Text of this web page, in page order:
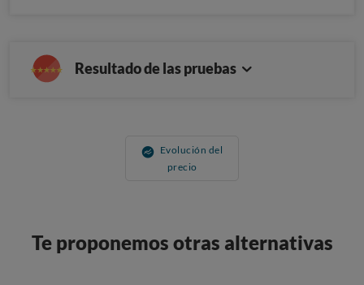
Resultado de las pruebas
Evolución del
precio
Te proponemos otras alternativas